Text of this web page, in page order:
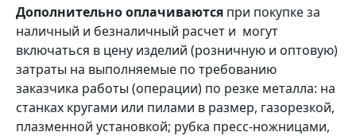
Дополнительно оплачиваются при покупке за
наличный и безналичный расчет и могут
включаться в цену изделий (розничную и оптовую)
затраты на выполняемые по требованию
заказчика работы (операции) по резке металла: на
станках кругами или пилами в размер, газорезкой,
плазменной установкой; рубка пресс-ножницами,